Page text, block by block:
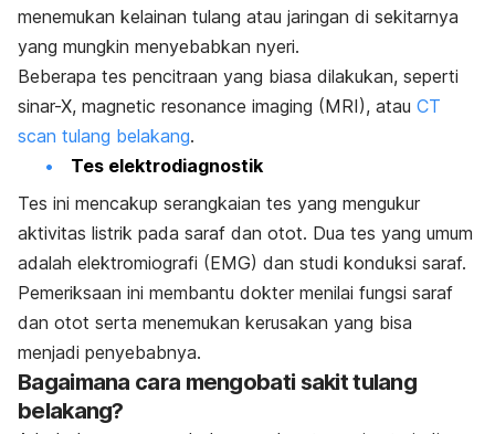
menemukan kelainan tulang atau jaringan di sekitarnya
yang mungkin menyebabkan nyeri.
Beberapa tes pencitraan yang biasa dilakukan, seperti
sinar-X, magnetic resonance imaging (MRI), atau CT
scan tulang belakang.
Tes elektrodiagnostik
Tes ini mencakup serangkaian tes yang mengukur
aktivitas listrik pada saraf dan otot. Dua tes yang umum
adalah elektromiografi (EMG) dan studi konduksi saraf.
Pemeriksaan ini membantu dokter menilai fungsi saraf
dan otot serta menemukan kerusakan yang bisa
menjadi penyebabnya.
Bagaimana cara mengobati sakit tulang
belakang?